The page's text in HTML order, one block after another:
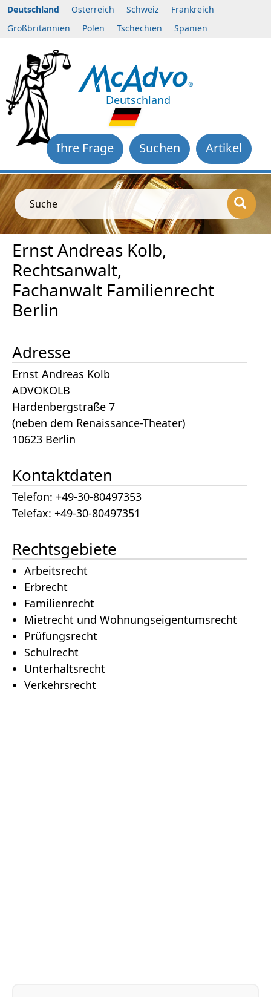
Deutschland Österreich Schweiz
Frankreich
Großbritannien
Polen Tschechien Spanien
Deutschland
Artikel
Suchen
Ihre Frage
Suche
Ernst Andreas Kolb,
Rechtsanwalt,
Fachanwalt Familienrecht
Berlin
Adresse
Ernst Andreas Kolb
ADVOKOLB
Hardenbergstraße 7
(neben dem Renaissance-Theater)
10623 Berlin
Kontaktdaten
Telefon: +49-30-80497353
Telefax: +49-30-80497351
Rechtsgebiete
Arbeitsrecht
Erbrecht
Familienrecht
Mietrecht und Wohnungseigentumsrecht
Prüfungsrecht
Schulrecht
Unterhaltsrecht
Verkehrsrecht